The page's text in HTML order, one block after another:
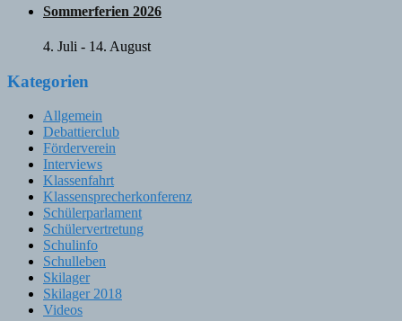
Sommerferien 2026
4. Juli - 14. August
Kategorien
Allgemein
Debattierclub
Förderverein
Interviews
Klassenfahrt
Klassensprecherkonferenz
Schülerparlament
Schülervertretung
Schulinfo
Schulleben
Skilager
Skilager 2018
Videos